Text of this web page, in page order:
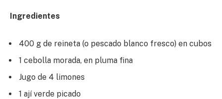
Ingredientes
400 g de reineta (o pescado blanco fresco) en cubos
1 cebolla morada, en pluma fina
Jugo de 4 limones
1 ají verde picado